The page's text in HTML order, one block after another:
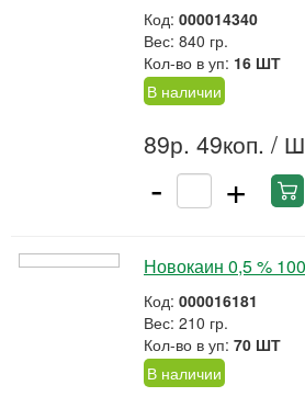
Код: 000014340
Вес: 840 гр.
Кол-во в уп: 16 ШТ
В наличии
89р. 49коп. /
- +
Новокаин 0,5 %
Код: 000016181
Вес: 210 гр.
Кол-во в уп: 70 ШТ
В наличии